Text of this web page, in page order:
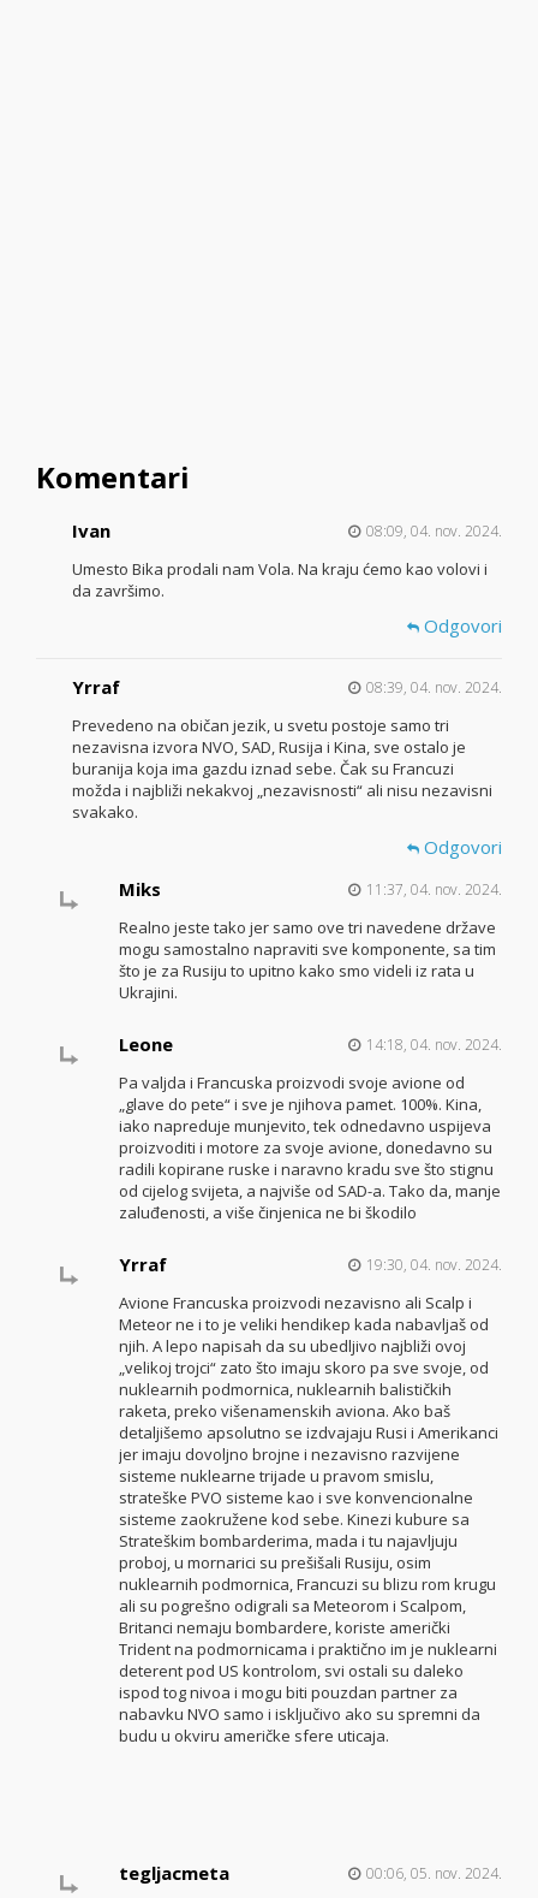
Komentari
Ivan 08:09, 04. nov. 2024.
Umesto Bika prodali nam Vola. Na kraju ćemo kao volovi i
da završimo.
Odgovori
Yrraf 08:39, 04. nov. 2024.
Prevedeno na običan jezik, u svetu postoje samo tri
nezavisna izvora NVO, SAD, Rusija i Kina, sve ostalo je
buranija koja ima gazdu iznad sebe. Čak su Francuzi
možda i najbliži nekakvoj „nezavisnosti“ ali nisu nezavisni
svakako.
Odgovori
Miks
11:37, 04. nov. 2024.
Realno jeste tako jer samo ove tri navedene države
mogu samostalno napraviti sve komponente, sa tim
što je za Rusiju to upitno kako smo videli iz rata u
Ukrajini.
Leone 14:18, 04. nov. 2024.
Pa valjda i Francuska proizvodi svoje avione od
„glave do pete“ i sve je njihova pamet. 100%. Kina,
iako napreduje munjevito, tek odnedavno uspijeva
proizvoditi i motore za svoje avione, donedavno su
radili kopirane ruske i naravno kradu sve što stignu
od cijelog svijeta, a najviše od SAD-a. Tako da, manje
zaluđenosti, a više činjenica ne bi škodilo
Yrraf 19:30, 04. nov. 2024.
Avione Francuska proizvodi nezavisno ali Scalp i
Meteor ne i to je veliki hendikep kada nabavljaš od
njih. A lepo napisah da su ubedljivo najbliži ovoj
„velikoj trojci“ zato što imaju skoro pa sve svoje, od
nuklearnih podmornica, nuklearnih balističkih
raketa, preko višenamenskih aviona. Ako baš
detaljišemo apsolutno se izdvajaju Rusi i Amerikanci
jer imaju dovoljno brojne i nezavisno razvijene
sisteme nuklearne trijade u pravom smislu,
strateške PVO sisteme kao i sve konvencionalne
sisteme zaokružene kod sebe. Kinezi kubure sa
Strateškim bombarderima, mada i tu najavljuju
proboj, u mornarici su prešišali Rusiju, osim
nuklearnih podmornica, Francuzi su blizu rom krugu
ali su pogrešno odigrali sa Meteorom i Scalpom,
Britanci nemaju bombardere, koriste američki
Trident na podmornicama i praktično im je nuklearni
deterent pod US kontrolom, svi ostali su daleko
ispod tog nivoa i mogu biti pouzdan partner za
nabavku NVO samo i isključivo ako su spremni da
budu u okviru američke sfere uticaja.
tegljacmeta 00:06, 05. nov. 2024.